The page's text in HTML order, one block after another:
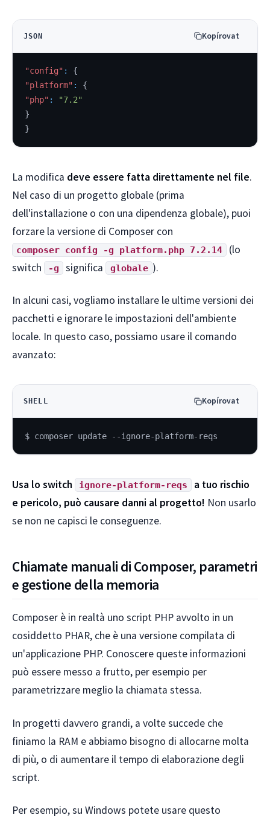
JSON Kopírovat
"config" :
{
"platform" :
{
"php" :
"7.2"
}
}
La modifica deve essere fatta direttamente nel file.
Nel caso di un progetto globale (prima
dell'installazione o con una dipendenza globale), puoi
forzare la versione di Composer con
composer config -g platform.php 7.2.14
(lo
switch
-g significa globale ).
In alcuni casi, vogliamo installare le ultime versioni dei
pacchetti e ignorare le impostazioni dell'ambiente
locale. In questo caso, possiamo usare il comando
avanzato:
SHELL Kopírovat
$ composer update --ignore-platform-reqs
Usa lo switch ignore-platform-reqs
a tuo rischio
e pericolo, può causare danni al progetto! Non usarlo
se non ne capisci le conseguenze.
Chiamate manuali di Composer, parametri
e gestione della memoria
Composer è in realtà uno script PHP avvolto in un
cosiddetto PHAR, che è una versione compilata di
un'applicazione PHP. Conoscere queste informazioni
può essere messo a frutto, per esempio per
parametrizzare meglio la chiamata stessa.
In progetti davvero grandi, a volte succede che
finiamo la RAM e abbiamo bisogno di allocarne molta
di più, o di aumentare il tempo di elaborazione degli
script.
Per esempio, su Windows potete usare questo